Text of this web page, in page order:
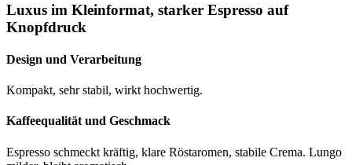
Luxus im Kleinformat, starker Espresso auf
Knopfdruck
Design und Verarbeitung
Kompakt, sehr stabil, wirkt hochwertig.
Kaffeequalität und Geschmack
Espresso schmeckt kräftig, klare Röstaromen, stabile Crema. Lungo